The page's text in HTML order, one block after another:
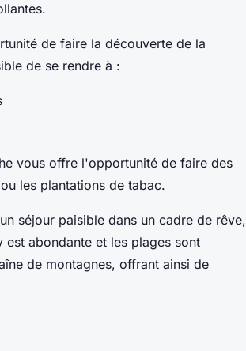
de faire la découverte de la
de se rendre à :
vous offre l'opportunité de faire des
les plantations de tabac.
séjour paisible dans un cadre de rêve,
abondante et les plages sont
de montagnes, offrant ainsi de